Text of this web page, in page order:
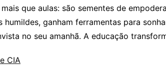
que aulas: são sementes de
humildes, ganham ferramentas para
no seu amanhã. A educação
CIA